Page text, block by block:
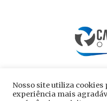
Nosso site utiliza
experiência mais